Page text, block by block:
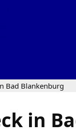
Bad Blankenburg
in